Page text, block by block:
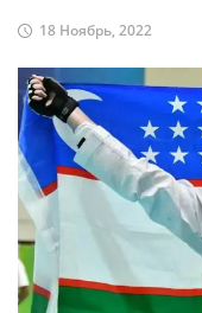
18 Ноябрь, 2022